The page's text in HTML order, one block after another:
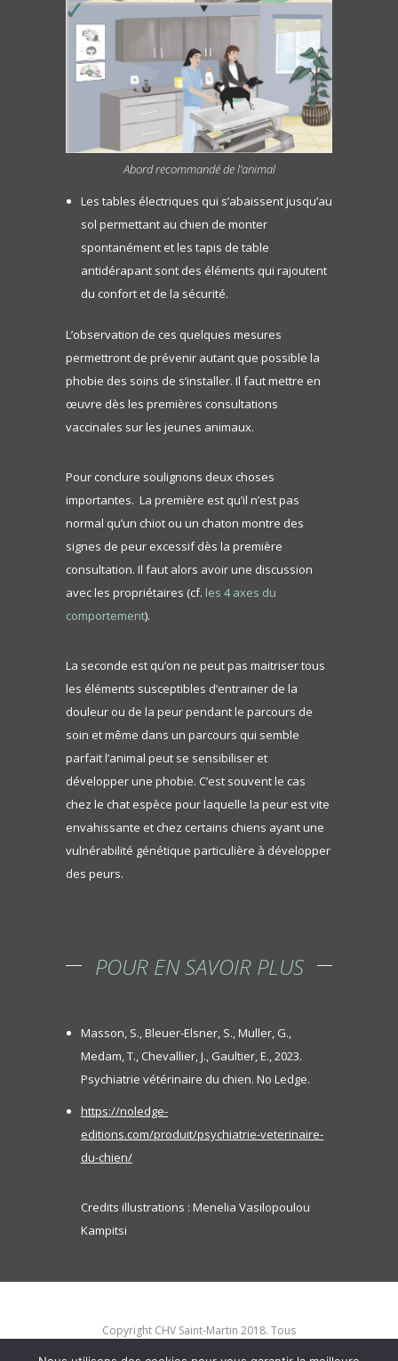
Abord recommandé de l’animal
Les tables électriques qui s’abaissent jusqu’au
sol permettant au chien de monter
spontanément et les tapis de table
antidérapant sont des éléments qui rajoutent
du confort et de la sécurité.
L’observation de ces quelques mesures
permettront de prévenir autant que possible la
phobie des soins de s’installer. Il faut mettre en
œuvre dès les premières consultations
vaccinales sur les jeunes animaux.
Pour conclure soulignons deux choses
importantes. La première est qu’il n’est pas
normal qu’un chiot ou un chaton montre des
signes de peur excessif dès la première
consultation. Il faut alors avoir une discussion
avec les propriétaires (cf. les 4 axes du
comportement).
La seconde est qu’on ne peut pas maitriser tous
les éléments susceptibles d’entrainer de la
douleur ou de la peur pendant le parcours de
soin et même dans un parcours qui semble
parfait l’animal peut se sensibiliser et
développer une phobie. C’est souvent le cas
chez le chat espèce pour laquelle la peur est vite
envahissante et chez certains chiens ayant une
vulnérabilité génétique particulière à développer
des peurs.
POUR EN SAVOIR PLUS
Masson, S., Bleuer-Elsner, S., Muller, G.,
Medam, T., Chevallier, J., Gaultier, E., 2023.
Psychiatrie vétérinaire du chien. No Ledge.
https://noledge-
editions.com/produit/psychiatrie-veterinaire-
du-chien/
Credits illustrations : Menelia Vasilopoulou
Kampitsi
Copyright CHV Saint-Martin 2018. Tous
droits réservés